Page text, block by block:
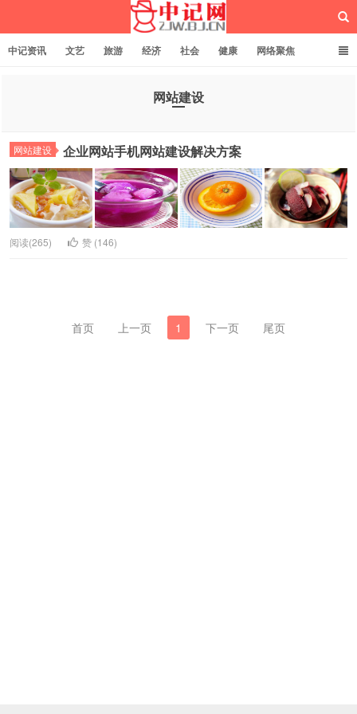
中记资讯 文艺 旅游 经济 社会 健康 网络聚焦
网站建设
网站建设 企业网站手机网站建设解决方案
阅读(265) 赞 (146)
首页 上一页 1 下一页 尾页